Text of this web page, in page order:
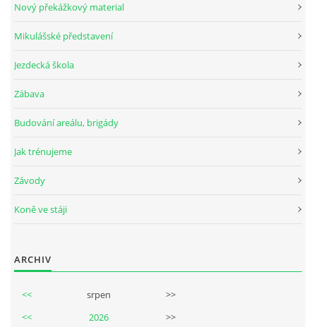
Nový překážkový material
Mikulášské představení
Jezdecká škola
Zábava
Budování areálu, brigády
Jak trénujeme
Závody
Koně ve stáji
ARCHIV
<< srpen
>>
<<
2026 >>